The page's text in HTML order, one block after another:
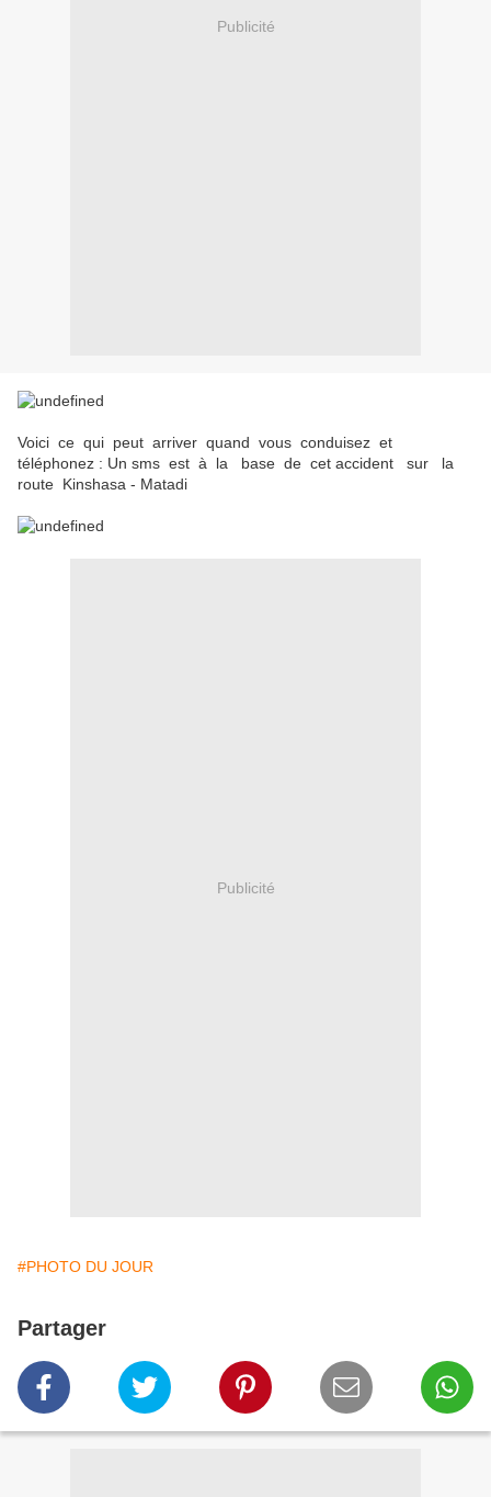
Publicité
Voici ce qui peut arriver quand vous conduisez et
téléphonez : Un sms est à la base de cet accident sur la
route Kinshasa - Matadi
Publicité
#PHOTO DU JOUR
Partager